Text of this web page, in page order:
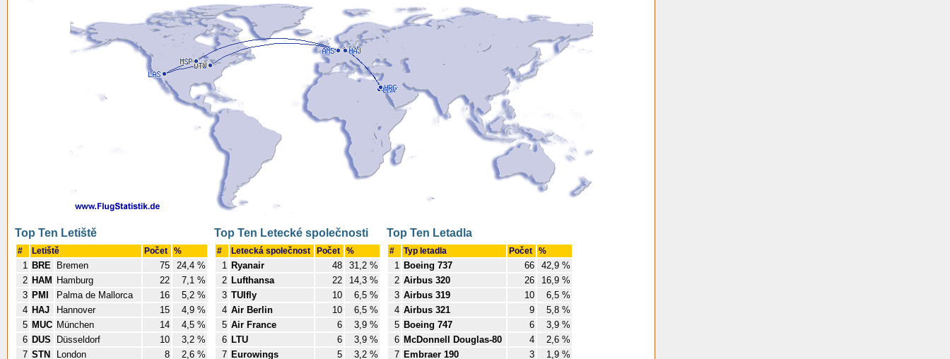
Top Ten Letiště
# Letiště Počet %
1 BRE Bremen 75
24,4 %
2 HAM Hamburg 22
7,1 %
3 PMI Palma de Mallorca 16
5,2 %
4 HAJ Hannover 15
4,9 %
5 MUC München 14
4,5 %
6 DUS Düsseldorf 10
3,2 %
7 STN London 8 2,6 %
Top Ten Letecké společnosti
# Letecká společnost Počet %
1 Ryanair 48
31,2 %
2 Lufthansa 22
14,3 %
3 TUIfly 10
6,5 %
4 Air Berlin 10
6,5 %
5 Air France 6
3,9 %
6 LTU 6
3,9 %
7 Eurowings 5 3,2 %
Top Ten Letadla
# Typ letadla Počet %
1 Boeing 737 66
42,9 %
2 Airbus 320 26
16,9 %
3 Airbus 319 10
6,5 %
4 Airbus 321 9
5,8 %
5 Boeing 747 6
3,9 %
6 McDonnell Douglas-80 4
2,6 %
7 Embraer 190 3 1,9 %